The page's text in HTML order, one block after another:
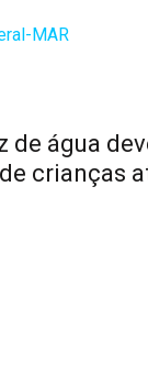
de água
crianças